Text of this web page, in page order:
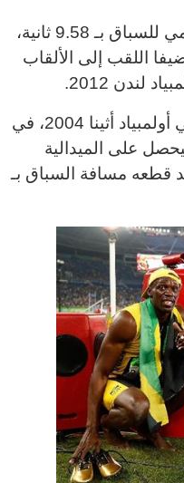
وقطع النجم الجامايكي، الذي يحمل الرقم القياسي العالمي للسباق بـ 9.58 ثانية،
مضيفا اللقب إلى الألقاب
.
وحل الأمريكي جستين غاتلين، الفائز بالميدالية الذهبية في أولمبياد أثينا 2004، في
أنهى السباق بزمن قدره 9.89 ثانية ليحصل على الميدالية
قطعه مسافة السباق بـ